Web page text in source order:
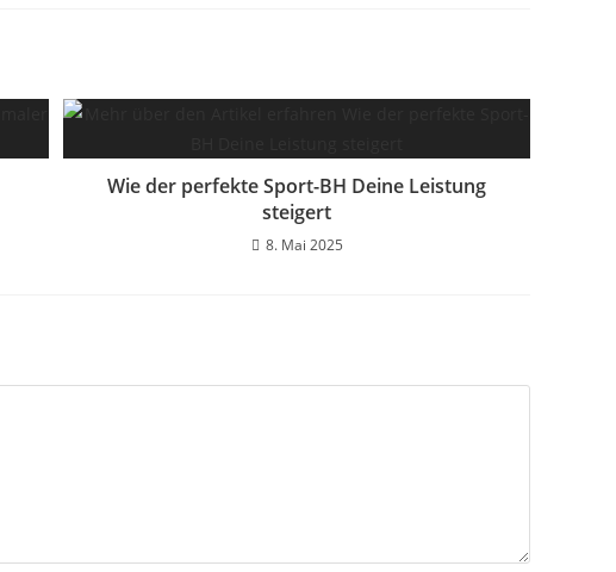
Wie der perfekte Sport-BH Deine Leistung
steigert
8. Mai 2025